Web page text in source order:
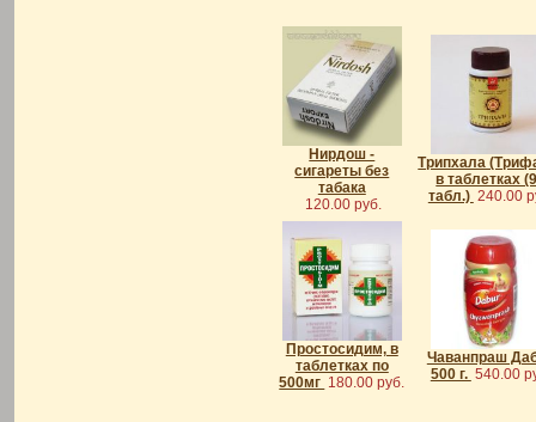
Нирдош -
сигареты без
табака
120.00 руб.
Трипхала
в таблетках
табл.) 240.00
Простосидим, в
таблетках по
500мг 180.00 руб.
Чаванпраш
500 г. 540.00